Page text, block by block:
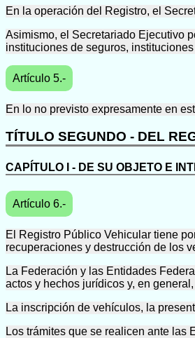
En la operación del Registro, el
Asimismo, el Secretariado Ejecutivo
instituciones de seguros,
Artículo 5.-
En lo no previsto expresamente en
TÍTULO SEGUNDO - DEL
CAPÍTULO I - DE SU OBJETO E
Artículo 6.-
El Registro Público Vehicular tiene
recuperaciones y destrucción de los
La Federación y las Entidades
actos y hechos jurídicos y, en
La inscripción de vehículos, la
Los trámites que se realicen ante